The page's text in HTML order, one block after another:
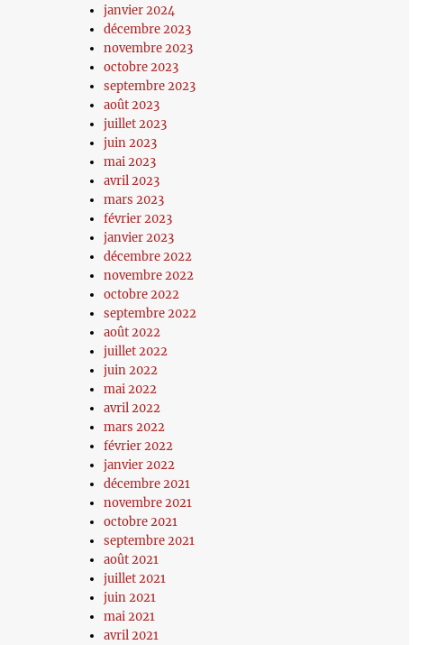
janvier 2024
décembre 2023
novembre 2023
octobre 2023
septembre 2023
août 2023
juillet 2023
juin 2023
mai 2023
avril 2023
mars 2023
février 2023
janvier 2023
décembre 2022
novembre 2022
octobre 2022
septembre 2022
août 2022
juillet 2022
juin 2022
mai 2022
avril 2022
mars 2022
février 2022
janvier 2022
décembre 2021
novembre 2021
octobre 2021
septembre 2021
août 2021
juillet 2021
juin 2021
mai 2021
avril 2021